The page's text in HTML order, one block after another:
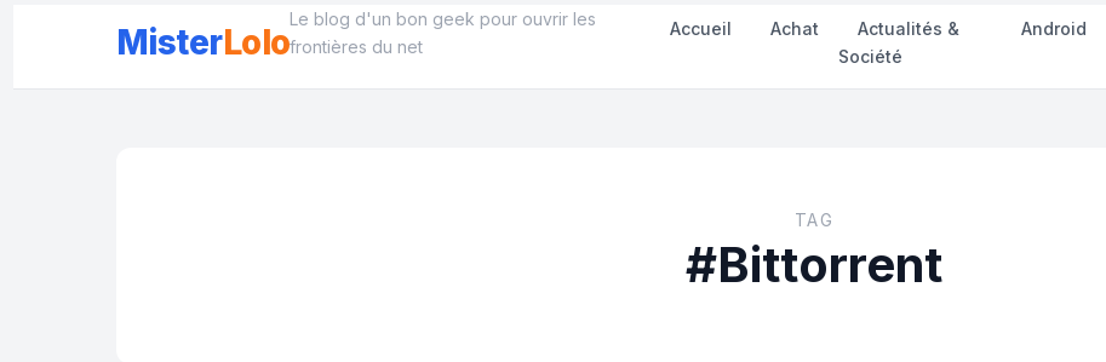
MisterLolo
Le blog d'un bon geek pour ouvrir les
frontières du net
Accueil Achat
Actualités &
Société
Android
TAG
#Bittorrent